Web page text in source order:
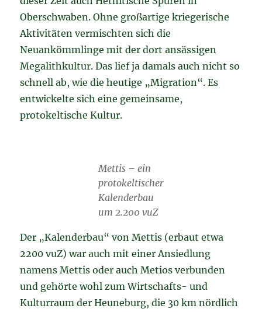
Oberschwaben. Ohne großartige kriegerische
Aktivitäten vermischten sich die
Neuankömmlinge mit der dort ansässigen
Megalithkultur. Das lief ja damals auch nicht so
schnell ab, wie die heutige „Migration“. Es
entwickelte sich eine gemeinsame,
protokeltische Kultur.
Mettis – ein
protokeltischer
Kalenderbau
um 2.200 vuZ
Der „Kalenderbau“ von Mettis (erbaut etwa
2200 vuZ) war auch mit einer Ansiedlung
namens Mettis oder auch Metios verbunden
und gehörte wohl zum Wirtschafts- und
Kulturraum der Heuneburg, die 30 km nördlich